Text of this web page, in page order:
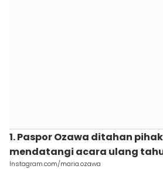
1. Paspor Ozawa ditahan
mendatangi acara ulang
Instagram.com/maria.ozawa